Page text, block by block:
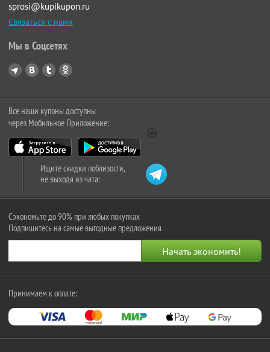
sprosi@kupikupon.ru
Связаться с нами
Мы в Соцсетях
Все наши купоны доступны
через Мобильное Приложение:
Ищите скидки поблизости,
не выходя из чата:
Сэкономьте до 90% при любых покупках
Подпишитесь на самые выгодные предложения
Принимаем к оплате: